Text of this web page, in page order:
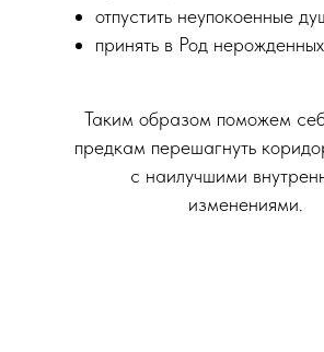
отпустить неупокоенные
принять в Род нерожденных
Таким образом поможем
предкам перешагнуть
с наилучшими
изменениями.